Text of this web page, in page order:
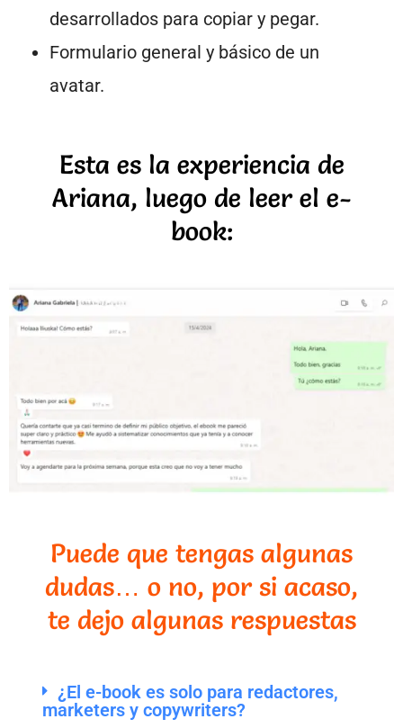
desarrollados para copiar y pegar.
Formulario general y básico de un
avatar.
Esta es la experiencia de
Ariana, luego de leer el e-
book:
Puede que tengas algunas
dudas… o no, por si acaso,
te dejo algunas respuestas
¿El e-book es solo para redactores,
marketers y copywriters?